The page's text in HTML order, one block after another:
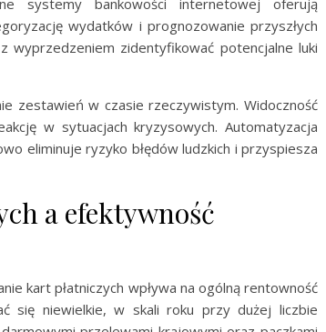
systemy bankowości internetowej oferują
wydatków i prognozowanie przyszłych
wyprzedzeniem zidentyfikować potencjalne luki
zestawień w czasie rzeczywistym. Widoczność
w sytuacjach kryzysowych. Automatyzacja
eliminuje ryzyko błędów ludzkich i przyspiesza
a efektywność
kart płatniczych wpływa na ogólną rentowność
się niewielkie, w skali roku przy dużej liczbie